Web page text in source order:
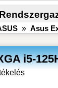
» Asus
i5-